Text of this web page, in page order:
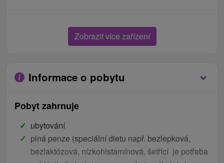
Zobrazit více zařízení
Informace o pobytu
Pobyt zahrnuje
ubytování
plná penze (speciální dietu např. bezlepková,
bezlaktózová, nízkohistamínová, šetřící je potřeba